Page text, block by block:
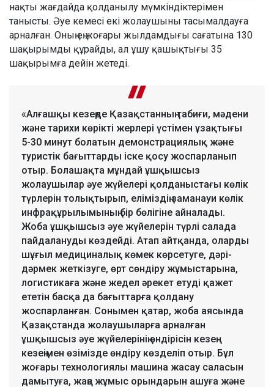
нақты жағдайда қолданылу мүмкіндіктерімен
танысты. Әуе кемесі екі жолаушыны тасымалдауға
арналған. Оның ең жоғары жылдамдығы сағатына 130
шақырымды құрайды, ал ұшу қашықтығы 35
шақырымға дейін жетеді.
«Алғашқы кезеңде Қазақстанның табиғи, мәдени
және тарихи көрікті жерлері үстімен ұзақтығы
5-30 минут болатын демонстрациялық және
туристік бағыттарды іске қосу жоспарланып
отыр. Болашақта мұндай ұшқышсыз
жолаушылар әуе жүйелері қолданыстағы көлік
түрлерін толықтырып, еліміздің заманауи көлік
инфрақұрылымының бір бөлігіне айналады.
Жоба ұшқышсыз әуе жүйелерін түрлі салада
пайдалануды көздейді. Атап айтқанда, оларды
шұғыл медициналық көмек көрсетуге, дәрі-
дәрмек жеткізуге, өрт сөндіру жұмыстарына,
логистикаға және жедел әрекет етуді қажет
ететін басқа да бағыттарға қолдану
жоспарланған. Сонымен қатар, жоба аясында
Қазақстанда жолаушыларға арналған
ұшқышсыз әуе жүйелерінің өндірісін кезең-
кезеңімен өзімізде өндіру көзделіп отыр. Бұл
жоғары технологиялы машина жасау саласын
дамытуға, жаңа жұмыс орындарын ашуға және